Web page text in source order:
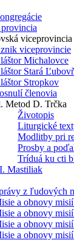
viceprovincia
viceprovincie
Michalovce
Stará
Stropkov
členovia
Metod D. Trčka
Životopis
Liturgické
Modlitby pri
Prosby a
Tríduá ku cti
Mastiliak
z ľudových
a obnovy
a obnovy
a obnovy
a obnovy